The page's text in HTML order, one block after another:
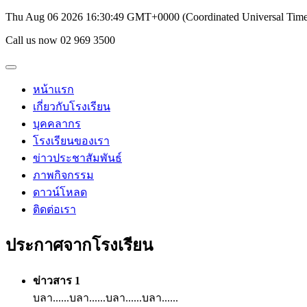
Thu Aug 06 2026 16:30:49 GMT+0000 (Coordinated Universal
Call us now 02 969 3500
หน้าแรก
เกี่ยวกับโรงเรียน
บุคคลากร
โรงเรียนของเรา
ข่าวประชาสัมพันธ์
ภาพกิจกรรม
ดาวน์โหลด
ติดต่อเรา
ประกาศจากโรงเรียน
ข่าวสาร 1
บลา......บลา......บลา......บลา......